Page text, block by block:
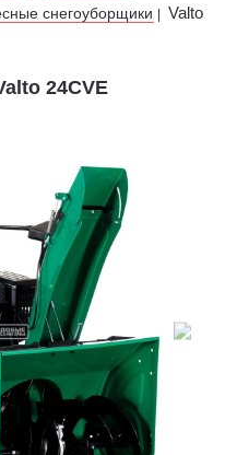
снегоуборщики | Valto
24CVE